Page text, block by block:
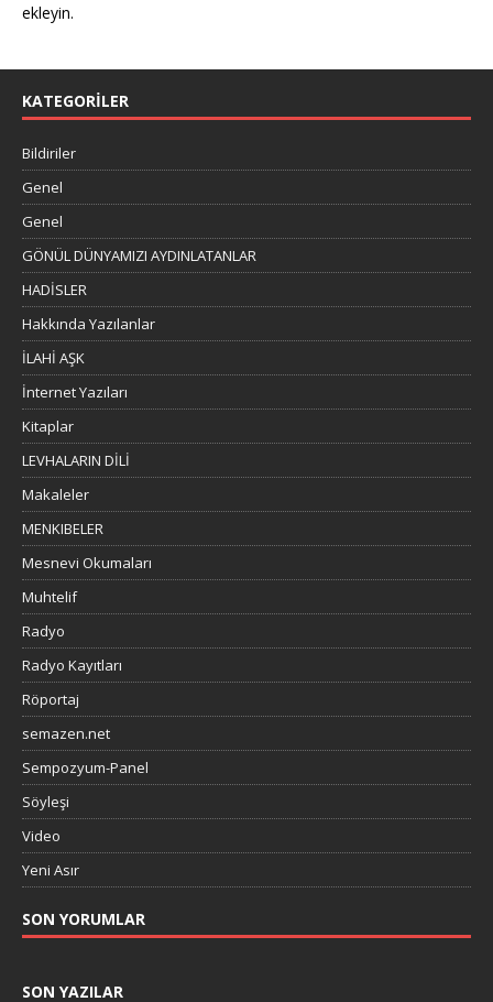
ekleyin.
KATEGORILER
Bildiriler
Genel
Genel
GÖNÜL DÜNYAMIZI AYDINLATANLAR
HADİSLER
Hakkında Yazılanlar
İLAHİ AŞK
İnternet Yazıları
Kitaplar
LEVHALARIN DİLİ
Makaleler
MENKIBELER
Mesnevi Okumaları
Muhtelif
Radyo
Radyo Kayıtları
Röportaj
semazen.net
Sempozyum-Panel
Söyleşi
Video
Yeni Asır
SON YORUMLAR
SON YAZILAR